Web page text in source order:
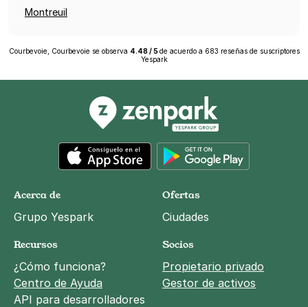
Montreuil
Courbevoie, Courbevoie se observa 4.48 / 5 de acuerdo a 683 reseñas de suscriptores
Yespark
Acerca de
Grupo Yespark
Ofertas
Ciudades
Socios
Propietario privado
Gestor de activos
Recursos
¿Cómo funciona?
Centro de Ayuda
API para desarrolladores